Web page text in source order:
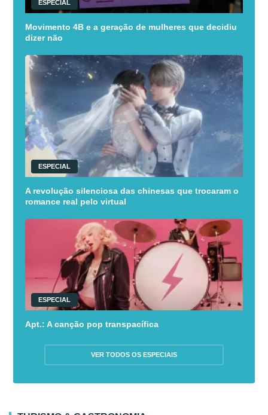
ESPECIAL
Movimento 4B e a geração de mulheres que decidiu
dizer não
ESPECIAL
A revolução silenciosa das chinesas que trocaram o
romance real pelo virtual
ESPECIAL
Apt.: A canção pop transpacífica
VER TODOS OS ESPECIAIS